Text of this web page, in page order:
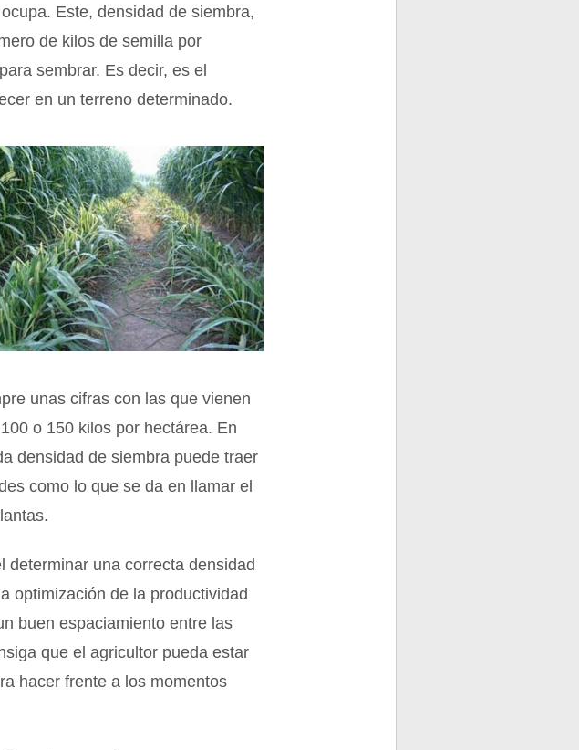
Este, densidad de siembra,
de kilos de semilla por
sembrar. Es decir, es el
en un terreno determinado.
unas cifras con las que vienen
o 150 kilos por hectárea. En
densidad de siembra puede traer
como lo que se da en llamar el
determinar una correcta densidad
optimización de la productividad
buen espaciamiento entre las
que el agricultor pueda estar
hacer frente a los momentos